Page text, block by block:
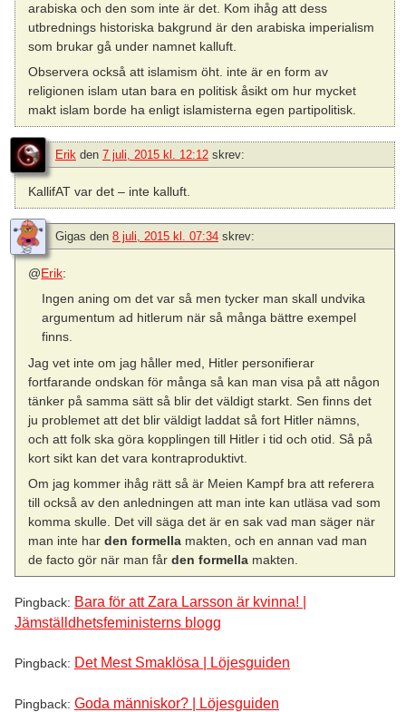
arabiska och den som inte är det. Kom ihåg att dess
utbrednings historiska bakgrund är den arabiska imperialism
som brukar gå under namnet kalluft.
Observera också att islamism öht. inte är en form av
religionen islam utan bara en politisk åsikt om hur mycket
makt islam borde ha enligt islamisterna egen partipolitisk.
Erik den 7 juli, 2015 kl. 12:12 skrev:
KallifAT var det – inte kalluft.
Gigas den 8 juli, 2015 kl. 07:34 skrev:
@Erik:
Ingen aning om det var så men tycker man skall undvika
argumentum ad hitlerum när så många bättre exempel
finns.
Jag vet inte om jag håller med, Hitler personifierar
fortfarande ondskan för många så kan man visa på att någon
tänker på samma sätt så blir det väldigt starkt. Sen finns det
ju problemet att det blir väldigt laddat så fort Hitler nämns,
och att folk ska göra kopplingen till Hitler i tid och otid. Så på
kort sikt kan det vara kontraproduktivt.
Om jag kommer ihåg rätt så är Meien Kampf bra att referera
till också av den anledningen att man inte kan utläsa vad som
komma skulle. Det vill säga det är en sak vad man säger när
man inte harden formella makten, och en annan vad man
de facto gör när man fården formella makten.
Pingback: Bara för att Zara Larsson är kvinna! |
Jämställdhetsfeministerns blogg
Pingback: Det Mest Smaklösa | Löjesguiden
Pingback: Goda människor? | Löjesguiden